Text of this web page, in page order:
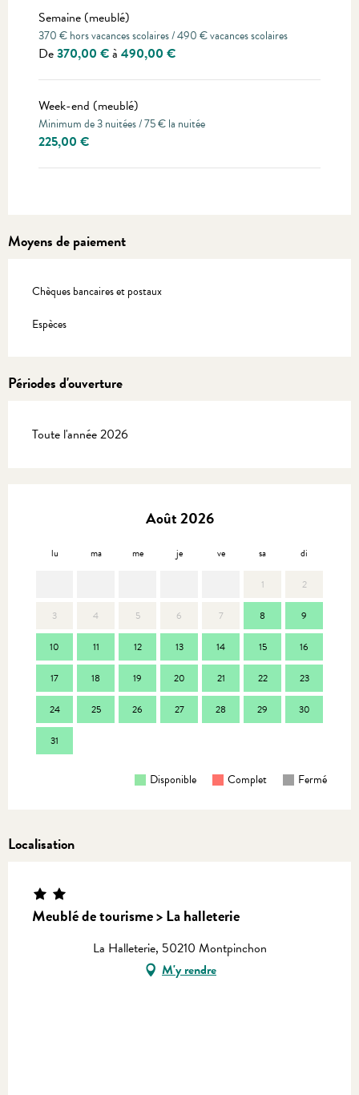
Semaine (meublé)
370 € hors vacances scolaires / 490 € vacances scolaires
De370,00 €à 490,00 €
Week-end (meublé)
Minimum de 3 nuitées / 75 € la nuitée
225,00 €
Moyens de paiement
Chèques bancaires et postaux
Espèces
Périodes d'ouverture
Toute l'année 2026
Août 2026
lu ma me je ve sa di
1 2
3 4 5 6 7 8 9
10 11 12 13 14 15 16
17 18 19 20 21 22 23
24 25 26 27 28 29 30
31
Disponible Complet Fermé
Localisation
Meublé de tourisme > La halleterie
La Halleterie, 50210 Montpinchon
M'y rendre